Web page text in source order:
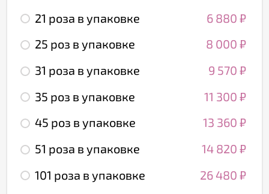
21 роза в упаковке
6 880 ₽
25 роз в упаковке
8 000 ₽
31 роза в упаковке
9 570 ₽
35 роз в упаковке
11 300 ₽
45 роз в упаковке
13 360 ₽
51 роза в упаковке
14 820 ₽
101 роза в упаковке
26 480 ₽